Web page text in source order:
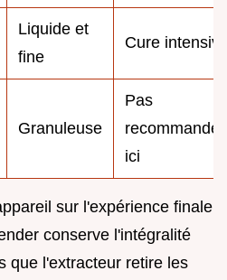
Liquide et
fine
Cure
Granuleuse
Pas
recommandé
ici
sur l'expérience finale
conserve l'intégralité
que l'extracteur retire les